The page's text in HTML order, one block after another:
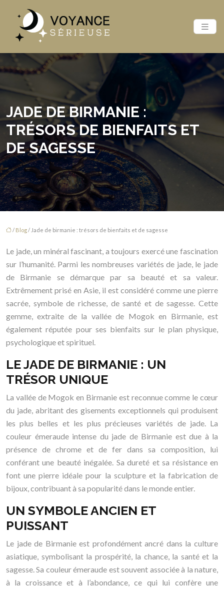
JADE DE BIRMANIE :
TRÉSORS DE BIENFAITS ET
DE SAGESSE
/ Blog/ Jade de birmanie : trésors de bienfaits et de sagesse
Le jade, un minéral fascinant, a toujours exercé une fascination
sur l’humanité. Parmi les nombreuses variétés de jade, le jade
de Birmanie se démarque par sa beauté et sa valeur.
Extrêmement prisé en Asie, il est considéré comme une pierre
sacrée, symbole de richesse, de santé et de sagesse. Cette
gemme, extraite de la vallée de Mogok en Birmanie, est
également réputée pour ses bienfaits sur le plan physique,
psychologique et spirituel.
LE JADE DE BIRMANIE : UN
TRÉSOR UNIQUE
La vallée de Mogok en Birmanie est reconnue comme le cœur
du jade, abritant des gisements exceptionnels qui produisent
les plus belles et les plus précieuses variétés de jade. La
couleur émeraude intense du jade de Birmanie est due à la
présence de chrome et de fer dans sa composition, lui
conférant une beauté inégalée. Sa dureté et sa résistance en
font une pierre idéale pour la sculpture et la fabrication de
bijoux, contribuant à sa popularité dans le monde entier.
UN SYMBOLE ANCIEN ET
PUISSANT
Le jade de Birmanie est profondément ancré dans la culture
asiatique, symbolisant la prospérité, la chance, la santé et la
sagesse. Sa couleur émeraude est souvent associée à la nature,
à la croissance et à l’abondance, ce qui lui confère une